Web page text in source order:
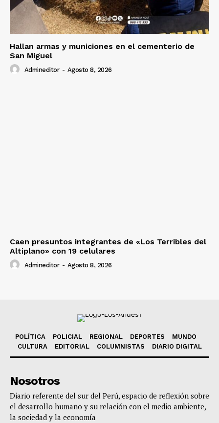
Hallan armas y municiones en el cementerio de
San Miguel
Admineditor - Agosto 8, 2026
Caen presuntos integrantes de «Los Terribles del
Altiplano» con 19 celulares
Admineditor - Agosto 8, 2026
POLÍTICA POLICIAL REGIONAL DEPORTES
MUNDO
CULTURA
EDITORIAL COLUMNISTAS DIARIO DIGITAL
Nosotros
Diario referente del sur del Perú, espacio de reflexión sobre
el desarrollo humano y su relación con el medio ambiente,
la sociedad y la economía